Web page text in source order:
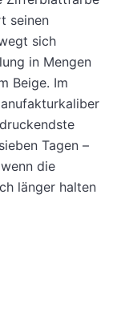
seinen
sich
in Mengen
Beige. Im
Tagen –
die
länger halten